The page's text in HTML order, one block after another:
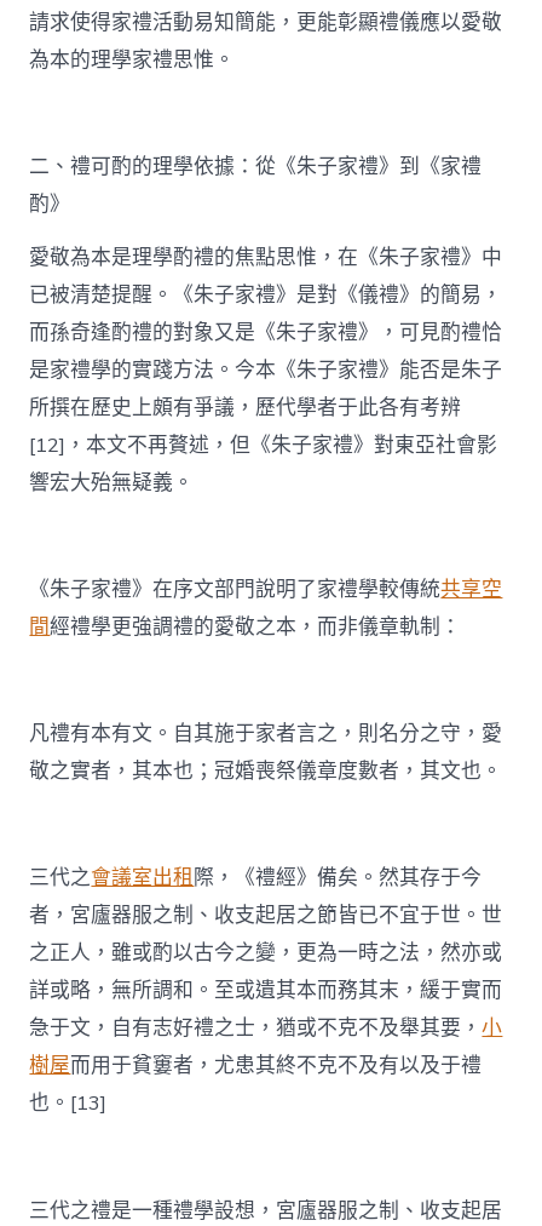
請求使得家禮活動易知簡能，更能彰顯禮儀應以愛敬
為本的理學家禮思惟。
二、禮可酌的理學依據：從《朱子家禮》到《家禮
酌》
愛敬為本是理學酌禮的焦點思惟，在《朱子家禮》中
已被清楚提醒。《朱子家禮》是對《儀禮》的簡易，
而孫奇逢酌禮的對象又是《朱子家禮》，可見酌禮恰
是家禮學的實踐方法。今本《朱子家禮》能否是朱子
所撰在歷史上頗有爭議，歷代學者于此各有考辨
[12]，本文不再贅述，但《朱子家禮》對東亞社會影
響宏大殆無疑義。
《朱子家禮》在序文部門說明了家禮學較傳統共享空
間經禮學更強調禮的愛敬之本，而非儀章軌制：
凡禮有本有文。自其施于家者言之，則名分之守，愛
敬之實者，其本也；冠婚喪祭儀章度數者，其文也。
三代之會議室出租際，《禮經》備矣。然其存于今
者，宮廬器服之制、收支起居之節皆已不宜于世。世
之正人，雖或酌以古今之變，更為一時之法，然亦或
詳或略，無所調和。至或遺其本而務其末，緩于實而
急于文，自有志好禮之士，猶或不克不及舉其要，小
樹屋而用于貧窶者，尤患其終不克不及有以及于禮
也。[13]
三代之禮是一種禮學設想，宮廬器服之制、收支起居